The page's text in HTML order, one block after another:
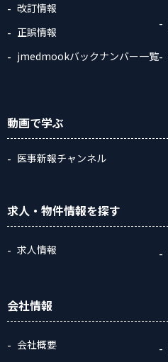
改訂情報
正誤情報
jmedmookバックナンバー一覧
動画で学ぶ
医事新報チャンネル
求人・物件情報を探す
求人情報
会社情報
会社概要